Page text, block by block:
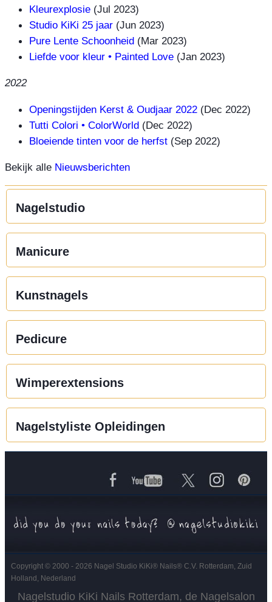
Kleurexplosie (Jul 2023)
Studio KiKi 25 jaar (Jun 2023)
Pure Lente Schoonheid (Mar 2023)
Liefde voor kleur • Painted Love (Jan 2023)
2022
Openingstijden Kerst & Oudjaar 2022 (Dec 2022)
Tutti Colori • ColorWorld (Dec 2022)
Bloeiende tinten voor de herfst (Sep 2022)
Bekijk alle Nieuwsberichten
Nagelstudio
Manicure
Kunstnagels
Pedicure
Wimperextensions
Nagelstyliste Opleidingen
Copyright © 2000 - 2026 Nagel Studio KiKi® Nails® C.V. Rotterdam, Zuid
Holland, Nederland
Nagelstudio KiKi Nails Rotterdam, de Nagelsalon